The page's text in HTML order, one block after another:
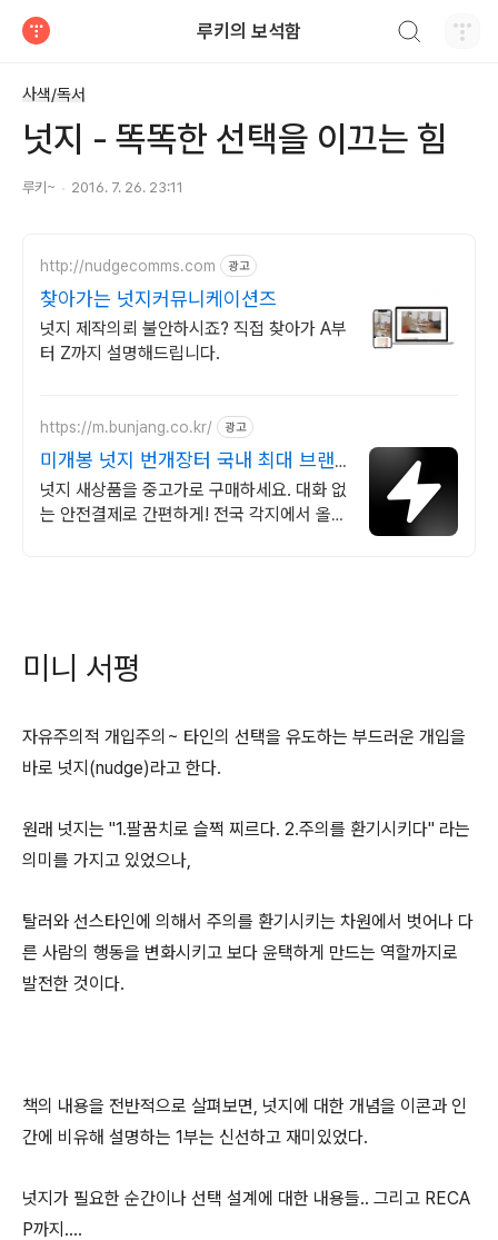
루키의 보석함
사색/독서
넛지 - 똑똑한 선택을 이끄는 힘
루키~ 2016. 7. 26. 23:11
http://nudgecomms.com 광고
찾아가는 넛지커뮤니케이션즈
넛지 제작의뢰 불안하시죠? 직접 찾아가 A부
터 Z까지 설명해드립니다.
https://m.bunjang.co.kr/ 광고
미개봉 넛지 번개장터 국내 최대 브랜
드 중고거래
넛지 새상품을 중고가로 구매하세요. 대화 없
는 안전결제로 간편하게! 전국 각지에서 올라
미니 서평
자유주의적 개입주의~ 타인의 선택을 유도하는 부드러운 개입을
바로 넛지(nudge)라고 한다.
원래 넛지는 "1.팔꿈치로 슬쩍 찌르다. 2.주의를 환기시키다" 라는
의미를 가지고 있었으나,
탈러와 선스타인에 의해서 주의를 환기시키는 차원에서 벗어나 다
른 사람의 행동을 변화시키고 보다 윤택하게 만드는 역할까지로
발전한 것이다.
책의 내용을 전반적으로 살펴보면, 넛지에 대한 개념을 이콘과 인
간에 비유해 설명하는 1부는 신선하고 재미있었다.
넛지가 필요한 순간이나 선택 설계에 대한 내용들.. 그리고 RECA
P까지....